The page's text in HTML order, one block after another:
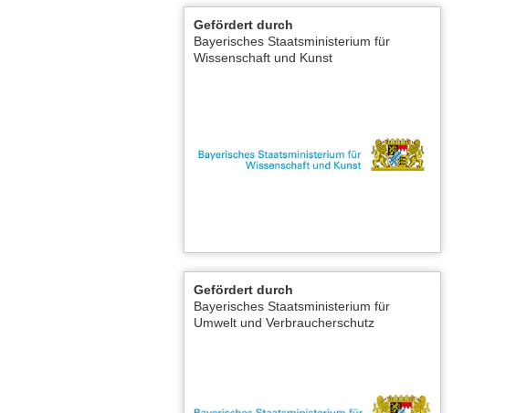
Gefördert durch
Bayerisches Staatsministerium für
Wissenschaft und Kunst
Gefördert durch
Bayerisches Staatsministerium für
Umwelt und Verbraucherschutz